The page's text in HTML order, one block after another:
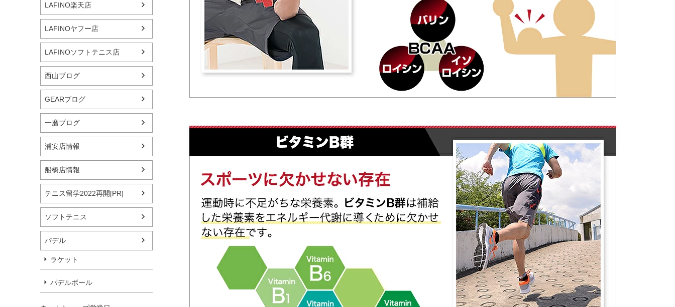
LAFINO楽天店
LAFINOヤフー店
LAFINOソフトテニス店
西山ブログ
GEARブログ
一磨ブログ
浦安店情報
船橋店情報
テニス留学2022再開[PR]
ソフトテニス
パデル
ラケット
パデルボール